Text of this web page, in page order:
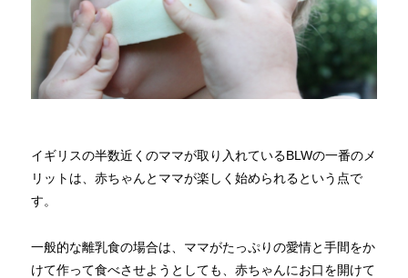
イギリスの半数近くのママが取り入れているBLWの一番のメ
リットは、赤ちゃんとママが楽しく始められるという点で
す。
一般的な離乳食の場合は、ママがたっぷりの愛情と手間をか
けて作って食べさせようとしても、赤ちゃんにお口を開けて